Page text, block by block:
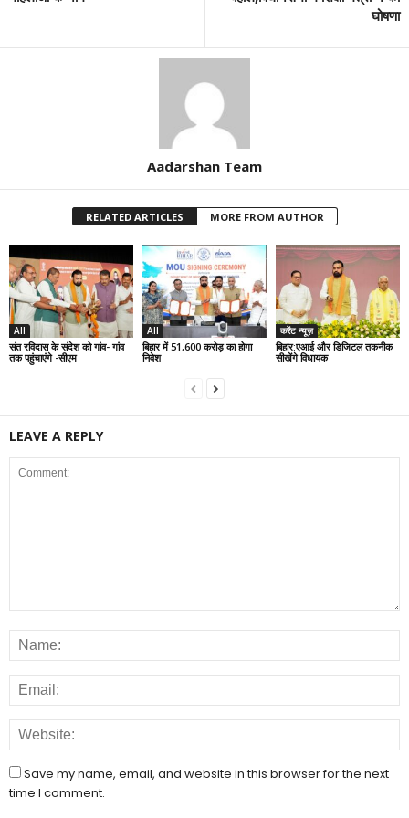
घोषणा
Aadarshan Team
RELATED ARTICLES MORE FROM AUTHOR
All
संत रविदास के संदेश को गांव- गांव
तक पहुंचाएंगे -सीएम
All
बिहार में 51,600 करोड़ का होगा
निवेश
करेंट न्यूज़
बिहार:एआई और डिजिटल तकनीक
सीखेंगे विधायक
LEAVE A REPLY
Save my name, email, and website in this browser for the next
time I comment.